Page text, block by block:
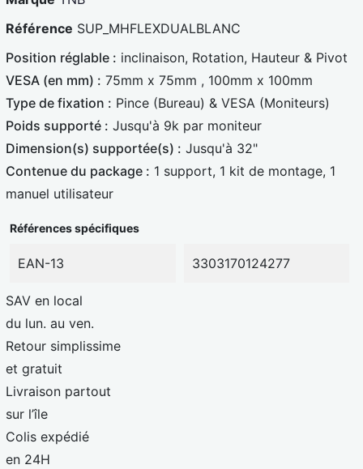
e
u
e
c
a
r
d
Référence SUP_MHFLEXDUALBLANC
Position réglable : inclinaison, Rotation, Hauteur & Pivot
VESA (en mm) : 75mm x 75mm , 100mm x 100mm
Type de fixation : Pince (Bureau) & VESA (Moniteurs)
Poids supporté : Jusqu'à 9k par moniteur
Dimension(s) supportée(s) : Jusqu'à 32"
Contenue du package : 1 support, 1 kit de montage, 1
manuel utilisateur
Références spécifiques
EAN-13 3303170124277
SAV en local
du lun. au ven.
Retour simplissime
et gratuit
Livraison partout
sur l’île
Colis expédié
en 24H